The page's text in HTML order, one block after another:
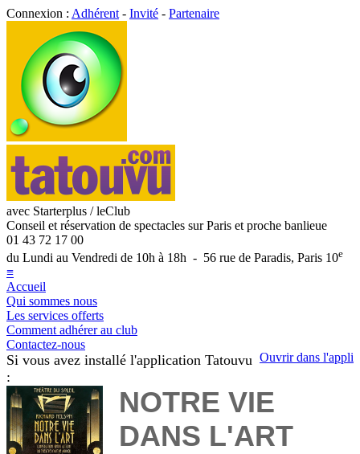
Connexion : Adhérent - Invité - Partenaire
avec Starterplus / leClub
Conseil et réservation de spectacles sur Paris et proche banlieue
01 43 72 17 00
du Lundi au Vendredi de 10h à 18h - 56 rue de Paradis, Paris 10e
≡
Accueil
Qui sommes nous
Les services offerts
Comment adhérer au club
Contactez-nous
Ouvrir dans l'appli
Si vous avez installé l'application Tatouvu
:
NOTRE VIE
DANS L'ART